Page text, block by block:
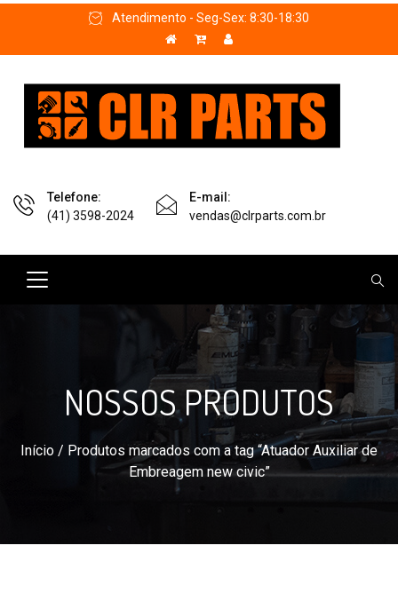
Atendimento - Seg-Sex: 8:30-18:30
Telefone:
(41) 3598-2024
E-mail:
vendas@clrparts.com.br
NOSSOS PRODUTOS
Início / Produtos marcados com a tag “Atuador Auxiliar de
Embreagem new civic”